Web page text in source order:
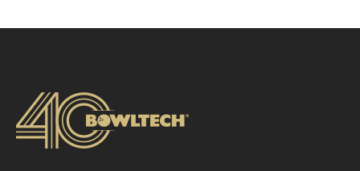
Norrköping, SE
Bekijk project ...